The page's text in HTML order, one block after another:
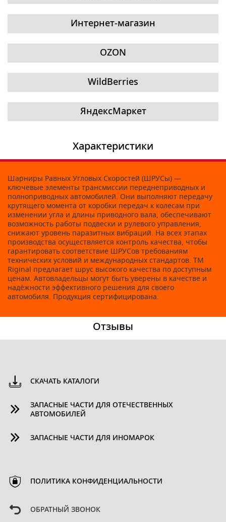
Интернет-магазин
OZON
WildBerries
ЯндексМаркет
Характеристики
Шарниры Равных Угловых Скоростей (ШРУСы) —
ключевые элементы трансмиссии переднеприводных и
полноприводных автомобилей. Они выполняют передачу
крутящего момента от коробки передач к колесам при
изменении угла и длины приводного вала, обеспечивают
возможность работы подвески и рулевого управления,
снижают уровень паразитных вибраций. На всех этапах
производства осуществляется контроль качества, чтобы
гарантировать соответствие ШРУСов требованиям
технических условий и международных стандартов. ТМ
Riginal предлагает шрус высокого качества по доступным
ценам. Автовладельцы могут быть уверены в качестве и
надёжности эффективного решения для своего
автомобиля. Продукция сертифицирована.
Отзывы
СКАЧАТЬ КАТАЛОГИ
ЗАПАСНЫЕ ЧАСТИ ДЛЯ ОТЕЧЕСТВЕННЫХ
АВТОМОБИЛЕЙ
ЗАПАСНЫЕ ЧАСТИ ДЛЯ ИНОМАРОК
ПОЛИТИКА КОНФИДЕНЦИАЛЬНОСТИ
ОБРАТНЫЙ ЗВОНОК